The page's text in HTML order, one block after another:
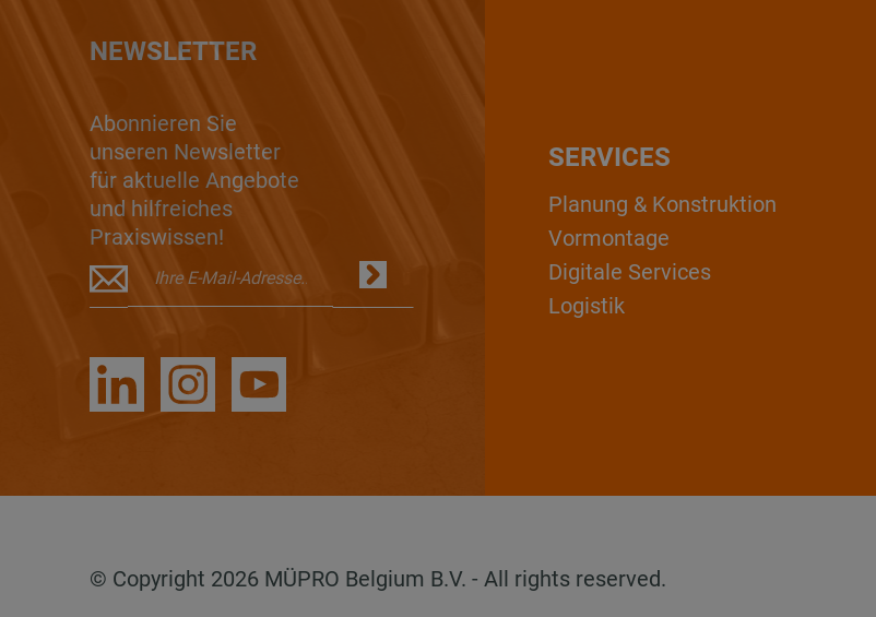
NEWSLETTER
Abonnieren Sie
unseren Newsletter
für aktuelle Angebote
und hilfreiches
Praxiswissen!
SERVICES
Planung & Konstruktion
Vormontage
Digitale Services
Logistik
© Copyright 2026 MÜPRO Belgium B.V. - All rights reserved.